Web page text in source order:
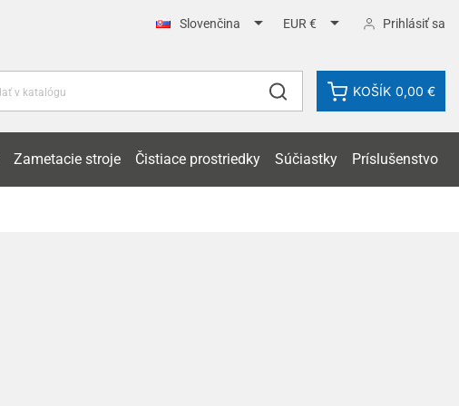
Slovenčina  EUR €  Prihlásiť sa
KOŠÍK 0,00 €
Zametacie stroje Čistiace prostriedky Súčiastky Príslušenstvo